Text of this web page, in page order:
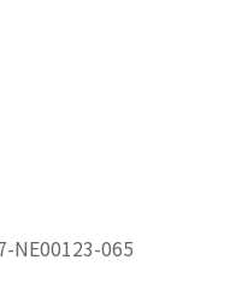
NE00123-065